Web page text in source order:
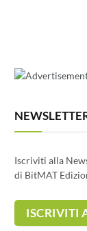
Iscriviti alla
di BitMAT